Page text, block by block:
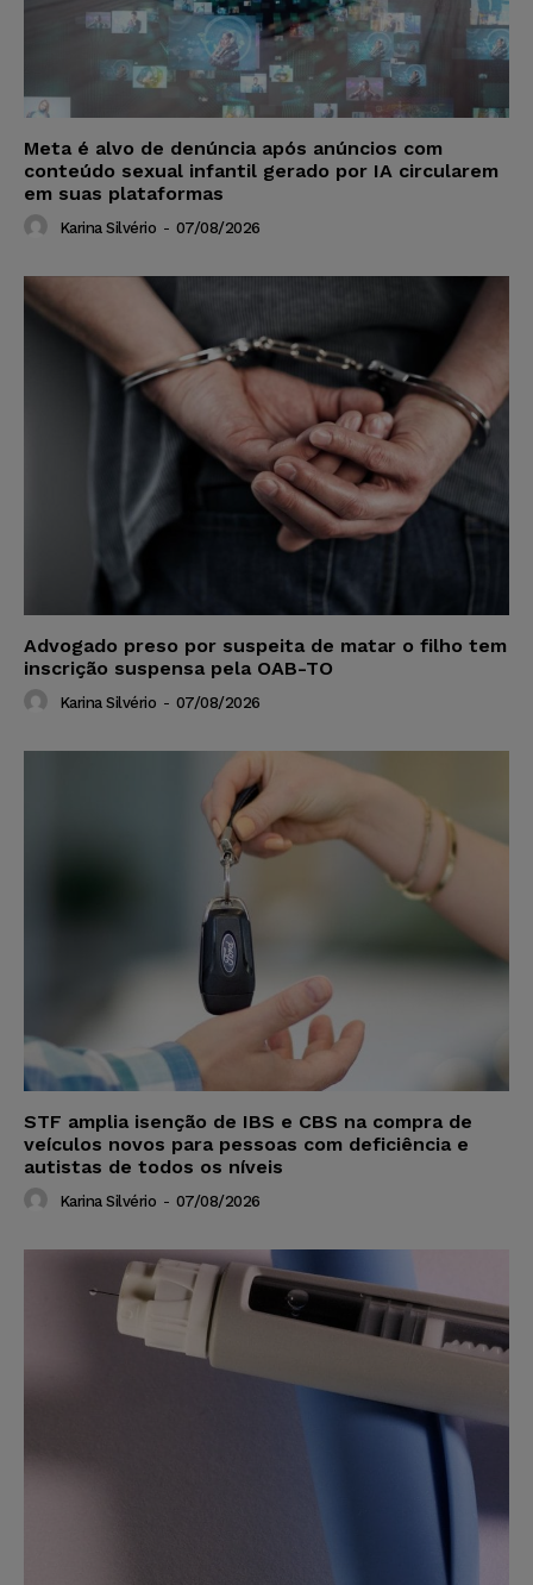
Meta é alvo de denúncia após anúncios com
conteúdo sexual infantil gerado por IA circularem
em suas plataformas
Karina Silvério - 07/08/2026
Advogado preso por suspeita de matar o filho tem
inscrição suspensa pela OAB-TO
Karina Silvério - 07/08/2026
STF amplia isenção de IBS e CBS na compra de
veículos novos para pessoas com deficiência e
autistas de todos os níveis
Karina Silvério - 07/08/2026